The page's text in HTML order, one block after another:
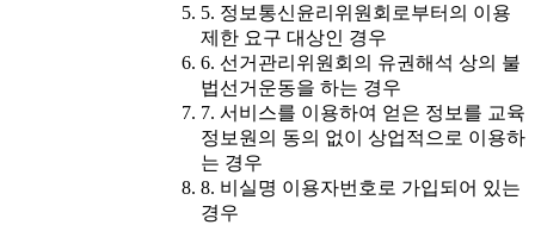
5. 정보통신윤리위원회로부터의 이용
제한 요구 대상인 경우
6. 선거관리위원회의 유권해석 상의 불
법선거운동을 하는 경우
7. 서비스를 이용하여 얻은 정보를 교육
정보원의 동의 없이 상업적으로 이용하
는 경우
8. 비실명 이용자번호로 가입되어 있는
경우